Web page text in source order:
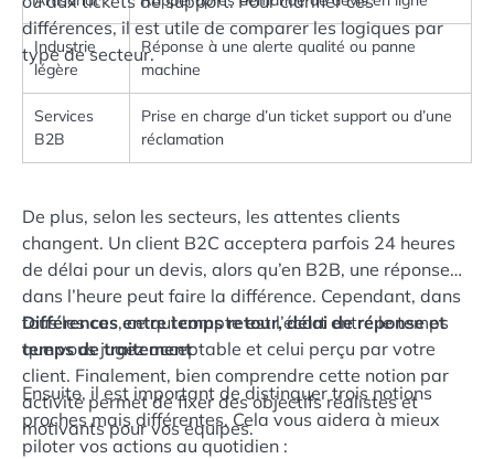
différences, il est utile de comparer les logiques par
type de secteur.
Industrie
légère
Réponse à une alerte qualité ou panne
machine
Services
B2B
Prise en charge d’un ticket support ou d’une
réclamation
De plus, selon les secteurs, les attentes clients
changent. Un client B2C acceptera parfois 24 heures
de délai pour un devis, alors qu’en B2B, une réponse
dans l’heure peut faire la différence. Cependant, dans
tous les cas, ce qui compte est l’écart entre le temps
que vous jugez acceptable et celui perçu par votre
client. Finalement, bien comprendre cette notion par
activité permet de fixer des objectifs réalistes et
motivants pour vos équipes.
Différences entre temps retour, délai de réponse et
temps de traitement
Ensuite, il est important de distinguer trois notions
proches mais différentes. Cela vous aidera à mieux
piloter vos actions au quotidien :